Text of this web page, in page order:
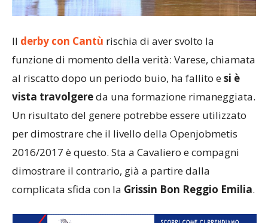
Il derby con Cantù rischia di aver svolto la
funzione di momento della verità: Varese, chiamata
al riscatto dopo un periodo buio, ha fallito esi è
vista travolgereda una formazione rimaneggiata.
Un risultato del genere potrebbe essere utilizzato
per dimostrare che il livello della Openjobmetis
2016/2017 è questo. Sta a Cavaliero e compagni
dimostrare il contrario, già a partire dalla
complicata sfida con la Grissin Bon Reggio Emilia.